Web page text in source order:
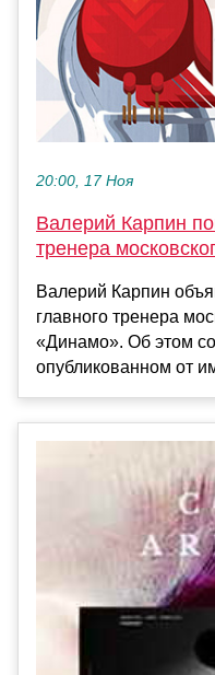
20:00, 17 Ноя
Валерий Карпин
тренера
Валерий Карпин
главного тренера
«Динамо». Об этом
опубликованном от